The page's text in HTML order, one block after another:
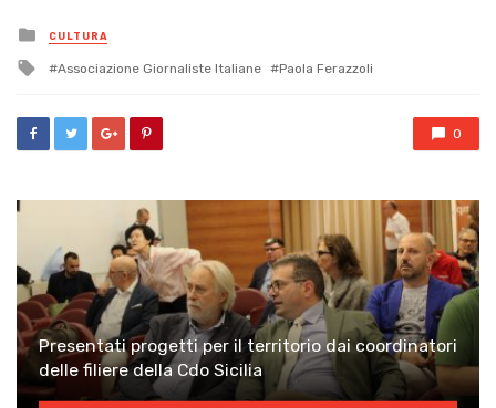
Posted
in
CULTURA
Tagged
Associazione Giornaliste Italiane Paola Ferazzoli
0
Presentati progetti per il territorio dai coordinatori
delle filiere della Cdo Sicilia